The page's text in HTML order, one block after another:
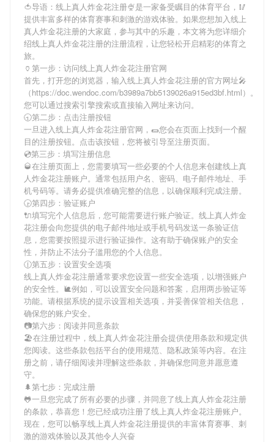
🍅导语： 线上真人炸金花注册🍨是一家备受瞩目的体育平台，🥢
提供丰富多样的体育赛事和刺激的游戏体验。如果您想加入线上
真人炸金花注册的大家庭，参与其中的乐趣，本文将为您详细介
绍线上真人炸金花注册的注册流程，让您轻松开启精彩的体育之
旅。
🏺第一步：访问线上真人炸金花注册官网
首先，打开您的浏览器，输入线上真人炸金花注册的官方网址🎤
（https://doc.wendoc.com/b3989a7bb5139026a915ed3bf.html）。
您可以通过搜索引擎搜索或直接输入网址来访问。
🕤第二步：点击注册按钮
一旦进入线上真人炸金花注册官网，🌯您会在页面上找到一个醒
目的注册按钮。点击该按钮，您将被引导至注册页面。
💿第三步：填写注册信息
🥃在注册页面上，您需要填写一些必要的个人信息来创建线上真
人炸金花注册账户。通常包括用户名、密码、电子邮件地址、手
机号码等。请务必提供准确完整的信息，以确保顺利完成注册。
🕞第四步：验证账户
🔌填写完个人信息后，您可能需要进行账户验证。 线上真人炸金
花注册会向您提供的电子邮件地址或手机号码发送一条验证信
息，您需要按照提示进行验证操作。这有助于确保账户的安全
性，并防止不法分子滥用您的个人信息。
🕧第五步：设置安全选项
线上真人炸金花注册通常要求您设置一些安全选项，以增强账户
的安全性。🐌例如，可以设置安全问题和答案，启用两步验证等
功能。请根据系统的提示设置相关选项，并妥善保管相关信息，
确保您的账户安全。
📷第六步：阅读并同意条款
🏖在注册过程中， 线上真人炸金花注册会提供使用条款和规定供
您阅读。这些条款包括平台的使用规范、隐私政策等内容。在注
册之前，请仔细阅读并理解这些条款，并确保您同意并愿意遵
守。
🌲第七步：完成注册
🐸一旦您完成了所有必要的步骤，并同意了线上真人炸金花注册
的条款，恭喜您！您已经成功注册了线上真人炸金花注册账户。
现在，您可以畅享线上真人炸金花注册提供的丰富体育赛事、刺
激的游戏体验以及其他令人兴奋